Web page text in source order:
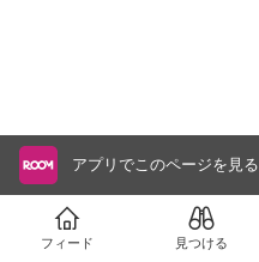
アプリでこのページを見る
フィード 見つける